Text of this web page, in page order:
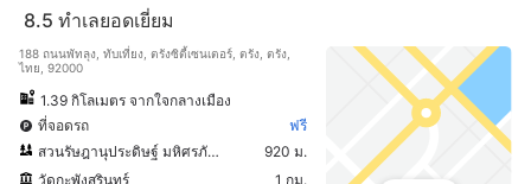
8.5 ทำเลยอดเยี่ยม
188 ถนนพัทลุง, ทับเที่ยง, ตรังซิตี้เซนเตอร์, ตรัง, ตรัง,
ไทย, 92000
1.39 กิโลเมตร จากใจกลางเมือง
ที่จอดรถ
ฟรี
สวนรัษฎานุประดิษฐ์ มหิศรภักดี
920 ม.
วัดกะพังสุรินทร์
1 กม.